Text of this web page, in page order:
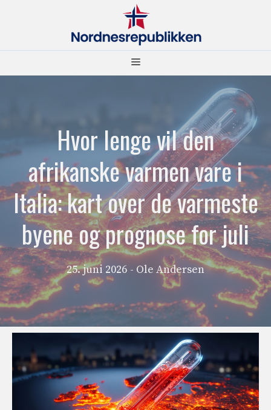
Meny
Hvor lenge vil den
afrikanske varmen vare i
Italia: kart over de varmeste
byene og prognose for juli
25. juni 2026 - Ole Andersen